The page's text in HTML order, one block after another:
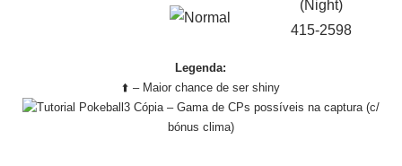
415-2598
Legenda:
⬆️ – Maior chance de ser shiny
– Gama de CPs possíveis na captura (c/
bónus clima)